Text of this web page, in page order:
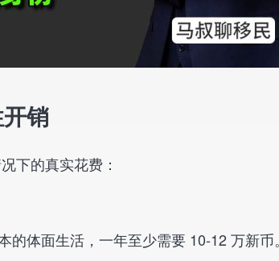
销
下的真实花费：
体面生活，一年至少需要 10-12 万新币。